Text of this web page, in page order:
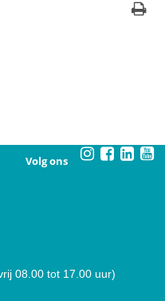
Volg ons
08.00 tot 17.00 uur)